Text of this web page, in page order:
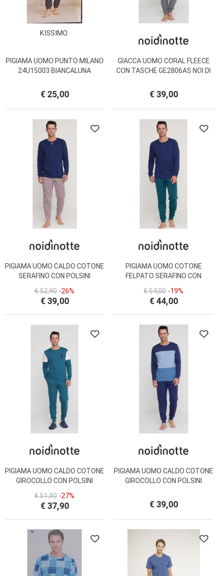
KISSIMO
PIGIAMA UOMO PUNTO MILANO
24U15003 BIANCALUNA
€ 25,00
GIACCA UOMO CORAL FLEECE
CON TASCHE GE2806AS NOI DI
€ 39,00
PIGIAMA UOMO CALDO COTONE
SERAFINO CON POLSINI
€ 52,90 -26%
€ 39,00
PIGIAMA UOMO COTONE
FELPATO SERAFINO CON
NOTTE
€ 54,00 -19%
€ 44,00
PIGIAMA UOMO CALDO COTONE
GIROCOLLO CON POLSINI
€ 51,90 -27%
€ 37,90
PIGIAMA UOMO CALDO COTONE
GIROCOLLO CON POLSINI
€ 39,00